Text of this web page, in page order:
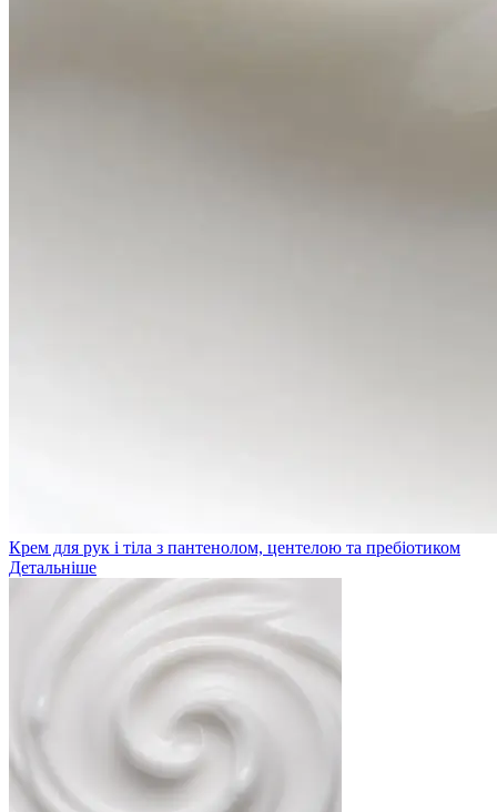
Крем для рук і тіла з пантенолом, центелою та пребіотиком
Детальніше